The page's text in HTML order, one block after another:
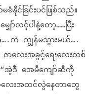
င်ခြင်းပင်ဖြစ်သည်။
လင့်ပါနဲ့တော့……ပြီး
ကဲ ကျွန်မသွားမယ်….
ာလေးအခွင့်ရေးလေးတစ်
“အဲ့ဒီ အေမီကျော်ဆီကို
လေးအထင်လွဲနေတာတွေ